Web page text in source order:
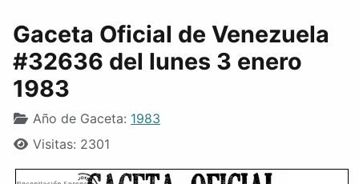
Gaceta Oficial de Venezuela
#32636 del lunes 3 enero
1983
Año de Gaceta: 1983
Visitas: 2301